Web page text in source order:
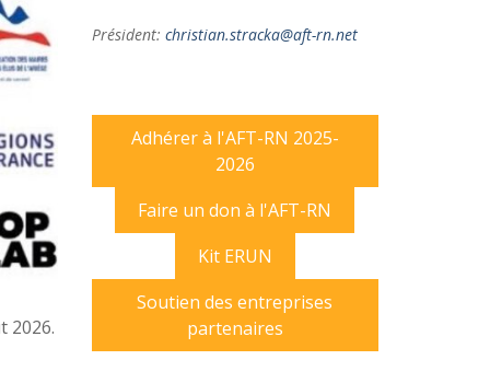
2026.
Président: christian.stracka@aft-rn.net
Adhérer à l'AFT-RN 2025-
2026
Faire un don à l'AFT-RN
Kit ERUN
Soutien des entreprises
partenaires